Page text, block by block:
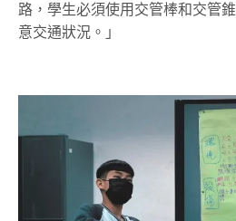
路，學生必須使用交管棒和交管錐
意交通狀況。」